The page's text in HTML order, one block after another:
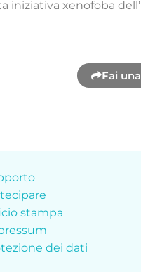
iniziativa xenofoba
Fai
stampa
dei dati